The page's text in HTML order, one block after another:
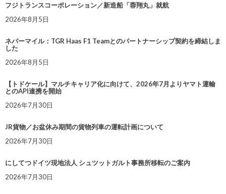
フジトランスコーポレーション／新造船「蓉翔丸」就航
2026年8月5日
ネバーマイル：TGR Haas F1 Teamとのパートナーシップ契約を締結しま
した
2026年8月5日
【トドケール】マルチキャリア化に向けて、2026年7月よりヤマト運輸
とのAPI連携を開始
2026年7月30日
JR貨物／お盆休み期間の貨物列車の運転計画について
2026年7月30日
にしてつドイツ現地法人 シュツットガルト事務所移転のご案内
2026年7月30日